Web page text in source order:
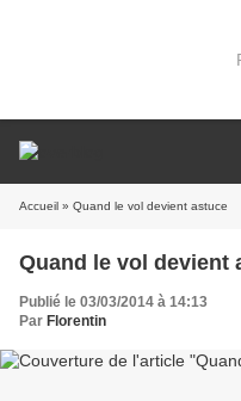
Accueil » Quand le vol devient astuce
Quand le vol devient
Publié le 03/03/2014 à 14:13
Par Florentin